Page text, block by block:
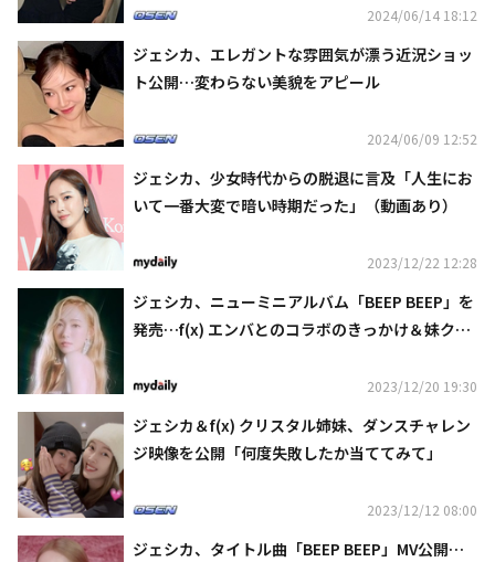
2024/06/14 18:12
ジェシカ、エレガントな雰囲気が漂う近況ショッ
ト公開…変わらない美貌をアピール
2024/06/09 12:52
ジェシカ、少女時代からの脱退に言及「人生にお
いて一番大変で暗い時期だった」（動画あり）
2023/12/22 12:28
ジェシカ、ニューミニアルバム「BEEP BEEP」を
発売…f(x) エンバとのコラボのきっかけ＆妹クリ
2023/12/20 19:30
ジェシカ＆f(x) クリスタル姉妹、ダンスチャレン
ジ映像を公開「何度失敗したか当ててみて」
2023/12/12 08:00
ジェシカ、タイトル曲「BEEP BEEP」MV公開…